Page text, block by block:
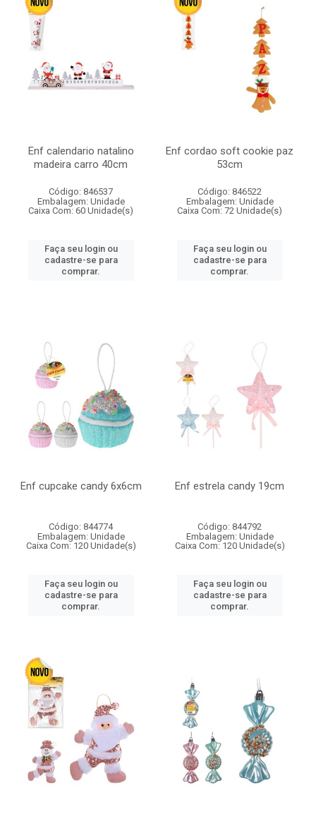
Enf calendario natalino
madeira carro 40cm
Código: 846537
Embalagem: Unidade
Caixa Com: 60 Unidade(s)
Faça seu login ou
cadastre-se para
comprar.
Enf cordao soft cookie paz
53cm
Código: 846522
Embalagem: Unidade
Caixa Com: 72 Unidade(s)
Faça seu login ou
cadastre-se para
comprar.
Enf cupcake candy 6x6cm
Código: 844774
Embalagem: Unidade
Caixa Com: 120 Unidade(s)
Faça seu login ou
cadastre-se para
comprar.
Enf estrela candy 19cm
Código: 844792
Embalagem: Unidade
Caixa Com: 120 Unidade(s)
Faça seu login ou
cadastre-se para
comprar.